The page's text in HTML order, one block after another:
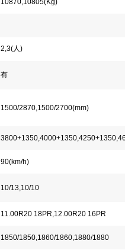
10870,10805(Kg)
2,3(人)
有
1500/2870,1500/2700(mm)
90(km/h)
10/13,10/10
11.00R20 18PR,12.00R20 16PR
1850/1850,1860/1860,1880/1880